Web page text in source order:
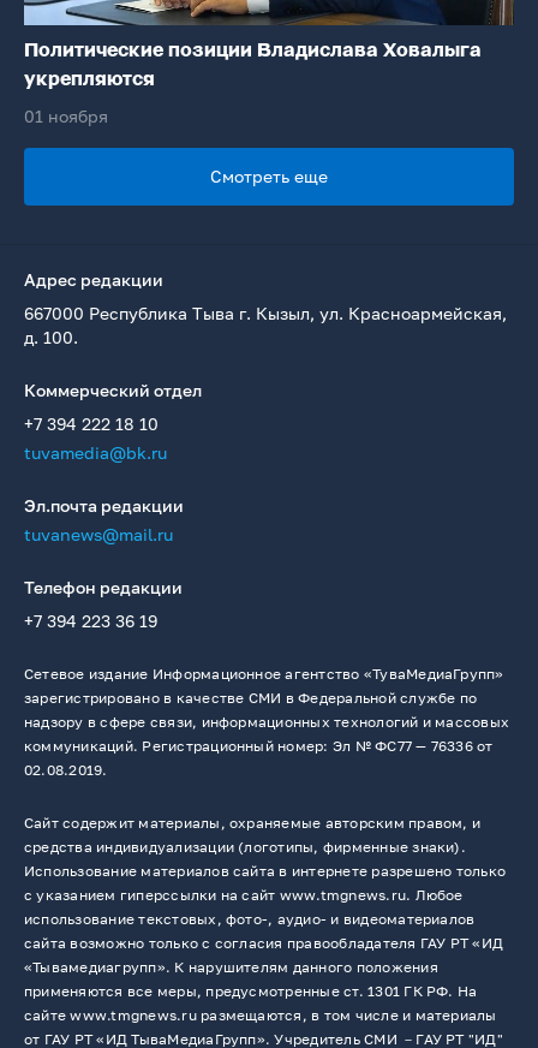
Политические позиции Владислава Ховалыга
укрепляются
01 ноября
Смотреть еще
Адрес редакции
667000 Республика Тыва г. Кызыл, ул. Красноармейская,
д. 100.
Коммерческий отдел
+7 394 222 18 10
tuvamedia@bk.ru
Эл.почта редакции
tuvanews@mail.ru
Телефон редакции
+7 394 223 36 19
Сетевое издание Информационное агентство «ТуваМедиаГрупп»
зарегистрировано в качестве СМИ в Федеральной службе по
надзору в сфере связи, информационных технологий и массовых
коммуникаций. Регистрационный номер: Эл № ФС77 — 76336 от
02.08.2019.
Сайт содержит материалы, охраняемые авторским правом, и
средства индивидуализации (логотипы, фирменные знаки).
Использование материалов сайта в интернете разрешено только
с указанием гиперссылки на сайт www.tmgnews.ru. Любое
использование текстовых, фото-, аудио- и видеоматериалов
сайта возможно только с согласия правообладателя ГАУ РТ «ИД
«Тывамедиагрупп». К нарушителям данного положения
применяются все меры, предусмотренные ст. 1301 ГК РФ. На
сайте www.tmgnews.ru размещаются, в том числе и материалы
от ГАУ РТ «ИД ТываМедиаГрупп». Учредитель СМИ －ГАУ РТ "ИД"